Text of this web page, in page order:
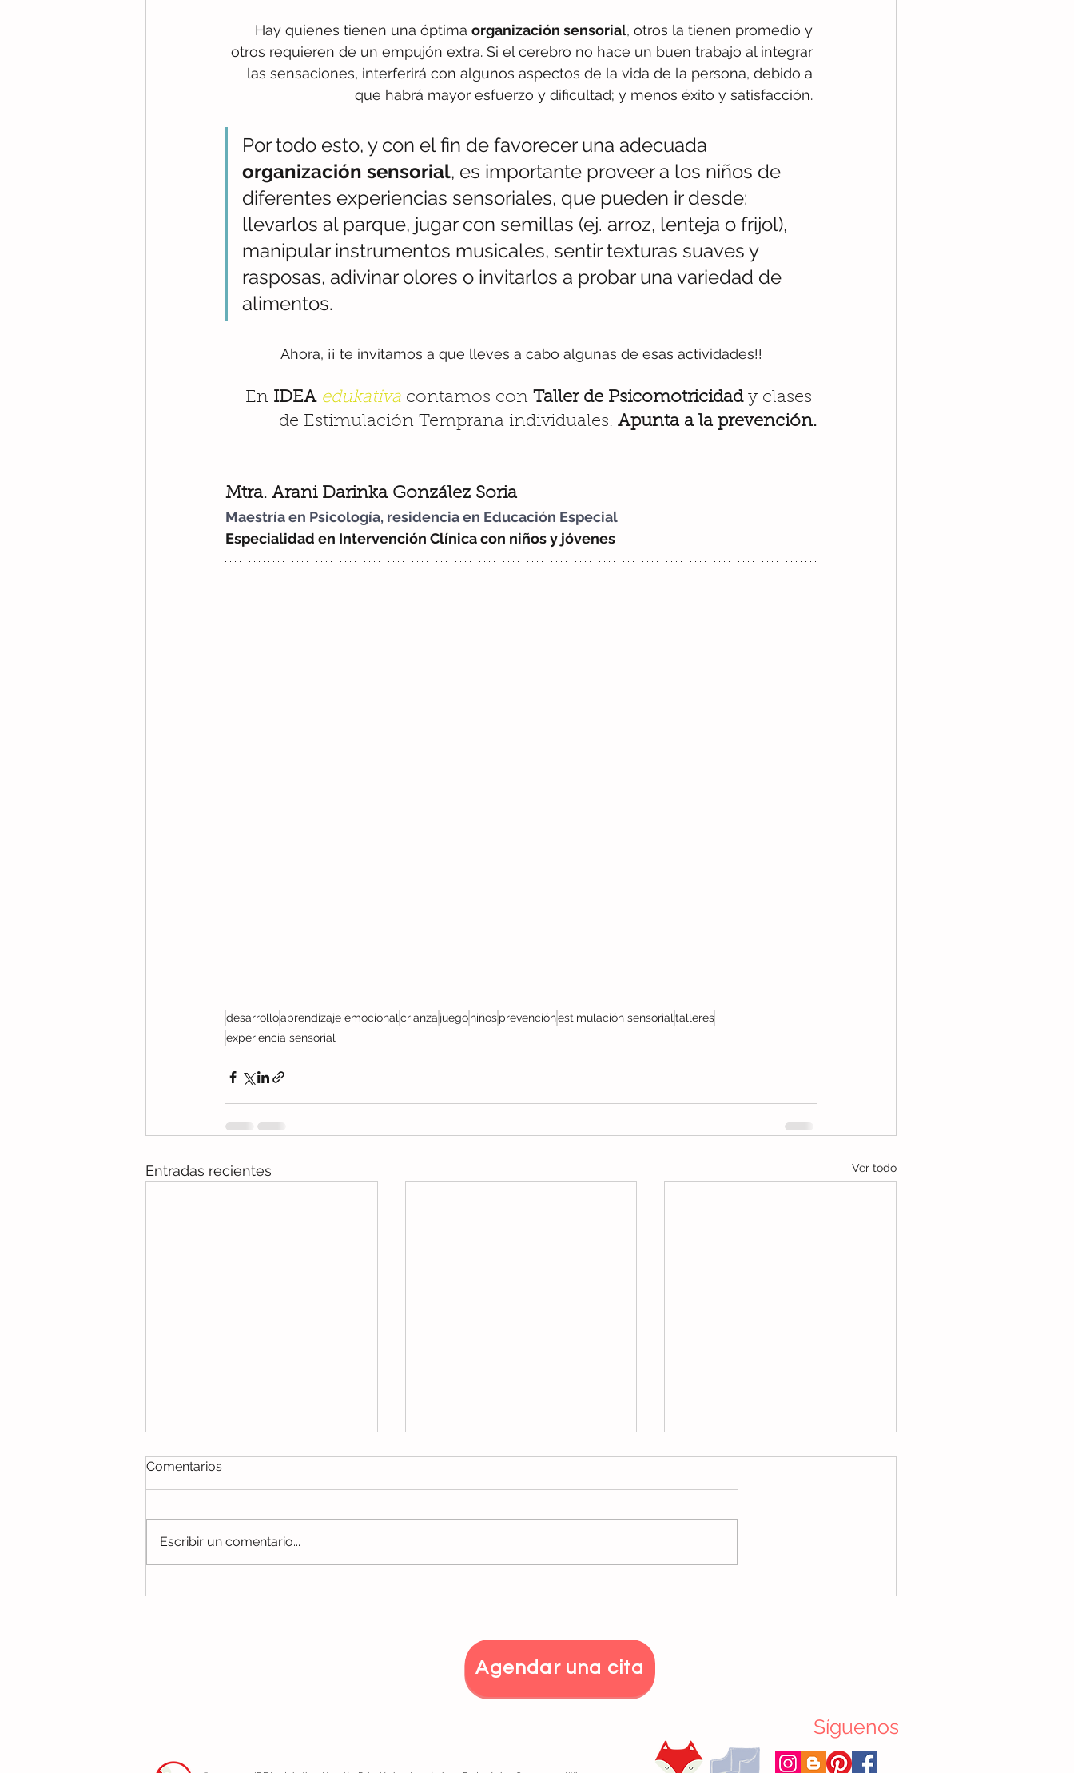
Hay quienes tienen una óptima organización sensorial, otros la tienen promedio y
otros requieren de un empujón extra. Si el cerebro no hace un buen trabajo al integrar
las sensaciones, interferirá con algunos aspectos de la vida de la persona, debido a
que habrá mayor esfuerzo y dificultad; y menos éxito y satisfacción.
Por todo esto, y con el fin de favorecer una adecuada
organización sensorial, es importante proveer a los niños de
diferentes experiencias sensoriales, que pueden ir desde:
llevarlos al parque, jugar con semillas (ej. arroz, lenteja o frijol),
manipular instrumentos musicales, sentir texturas suaves y
rasposas, adivinar olores o invitarlos a probar una variedad de
alimentos.
Ahora, ¡¡ te invitamos a que lleves a cabo algunas de esas actividades!!
En IDEA edukativa contamos con Taller de Psicomotricidad y clases
de Estimulación Temprana individuales. Apunta a la prevención.
Mtra. Arani Darinka González Soria
Maestría en Psicología, residencia en Educación Especial
Especialidad en Intervención Clínica con niños y jóvenes
desarrolloaprendizaje emocional crianza juegoniñosprevenciónestimulación sensorial talleres
experiencia sensorial
Entradas recientes Ver todo
Comentarios
Escribir un comentario...
Síguenos
Agendar una cita